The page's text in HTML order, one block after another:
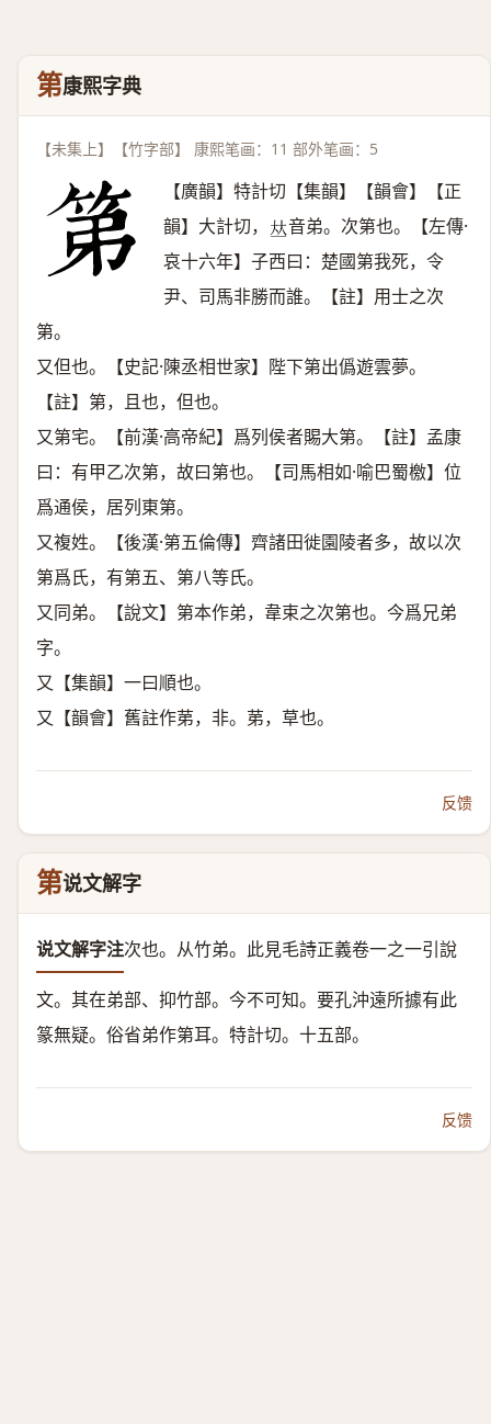
第康熙字典
【未集上】【竹字部】 康熙笔画：11 部外笔画：5
【廣韻】特計切【集韻】【韻會】【正
韻】大計切， 𠀤音弟。次第也。【左傳·
哀十六年】子西曰：楚國第我死，令
尹、司馬非勝而誰。【註】用士之次
第。
又但也。【史記·陳丞相世家】陛下第出僞遊雲夢。
【註】第，且也，但也。
又第宅。【前漢·高帝紀】爲列侯者賜大第。【註】孟康
曰：有甲乙次第，故曰第也。【司馬相如·喻巴蜀檄】位
爲通侯，居列東第。
又複姓。【後漢·第五倫傳】齊諸田徙園陵者多，故以次
第爲氏，有第五、第八等氏。
又同弟。【說文】第本作弟，韋束之次第也。今爲兄弟
字。
又【集韻】一曰順也。
又【韻會】舊註作苐，非。苐，草也。
反馈
第说文解字
说文解字注次也。从竹弟。 此見毛詩正義卷一之一引說
文。其在弟部、抑竹部。今不可知。要孔沖遠所據有此
篆無疑。俗省弟作第耳。特計切。十五部。
反馈